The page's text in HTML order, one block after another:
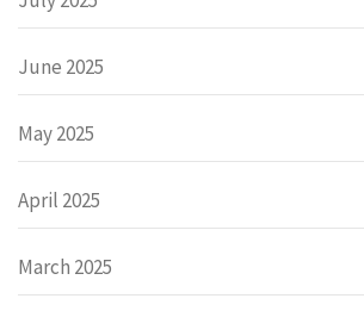
June 2025
May 2025
April 2025
March 2025